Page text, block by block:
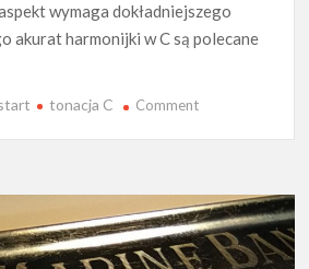
wymaga dokładniejszego
akurat harmonijki w C są polecane
tonacja C Commenton
początkowa
tonacja